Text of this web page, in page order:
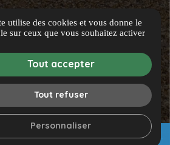
Mentions légales
Guide local
utilise des cookies et vous donne le
sur ceux que vous souhaitez activer
Tout accepter
Tout refuser
Personnaliser